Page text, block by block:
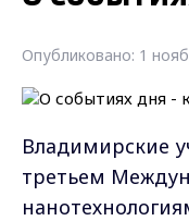
Опубликовано: 1
Владимирские
третьем